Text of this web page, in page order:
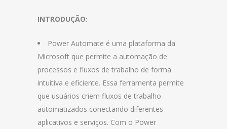
INTRODUÇÃO:
Power Automate é uma plataforma da
Microsoft que permite a automação de
processos e fluxos de trabalho de forma
intuitiva e eficiente. Essa ferramenta permite
que usuários criem fluxos de trabalho
automatizados conectando diferentes
aplicativos e serviços. Com o Power